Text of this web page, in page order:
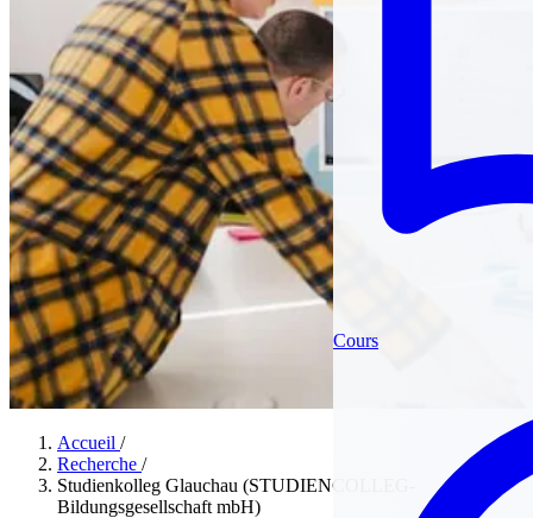
Cours
Accueil /
Recherche /
Studienkolleg Glauchau (STUDIENCOLLEG-
Bildungsgesellschaft mbH)